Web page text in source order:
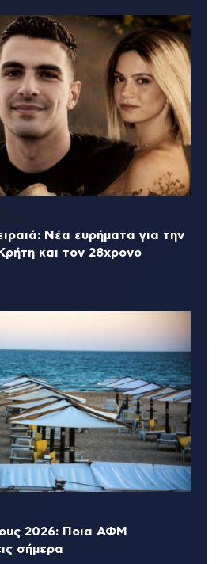
Νέα ευρήματα για την
και τον 28χρονο
2026: Ποια ΑΦΜ
σήμερα